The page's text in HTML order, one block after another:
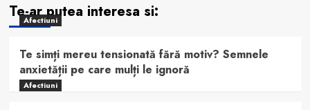
Te-ar putea interesa si:
Afectiuni
Te simți mereu tensionată fără motiv? Semnele
anxietății pe care mulți le ignoră
Afectiuni